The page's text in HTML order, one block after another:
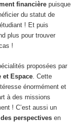
financière puisque
du statut de
! Et puis
plus pour trouver
!
proposées par
et Espace . Cette
énormément et
à des missions
! C’est aussi un
perspectives en